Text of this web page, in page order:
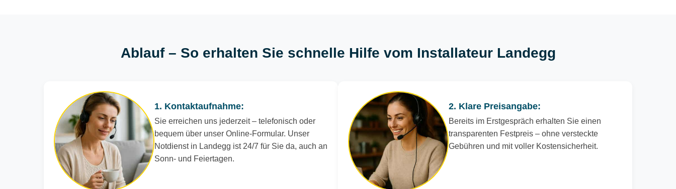
Ablauf – So erhalten Sie schnelle Hilfe vom Installateur Landegg
1. Kontaktaufnahme:
Sie erreichen uns jederzeit – telefonisch oder
bequem über unser Online-Formular. Unser
Notdienst in Landegg ist 24/7 für Sie da, auch an
Sonn- und Feiertagen.
2. Klare Preisangabe:
Bereits im Erstgespräch erhalten Sie einen
transparenten Festpreis – ohne versteckte
Gebühren und mit voller Kostensicherheit.